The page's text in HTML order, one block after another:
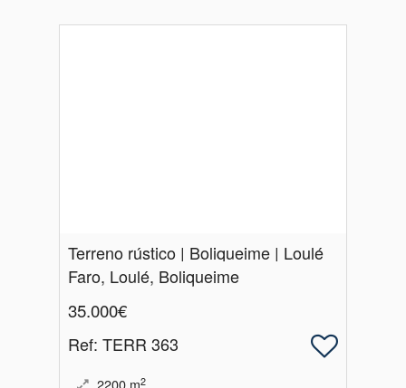
Terreno rústico | Boliqueime | Loulé
Faro, Loulé, Boliqueime
35.000€
Ref: TERR 363
2200 m2